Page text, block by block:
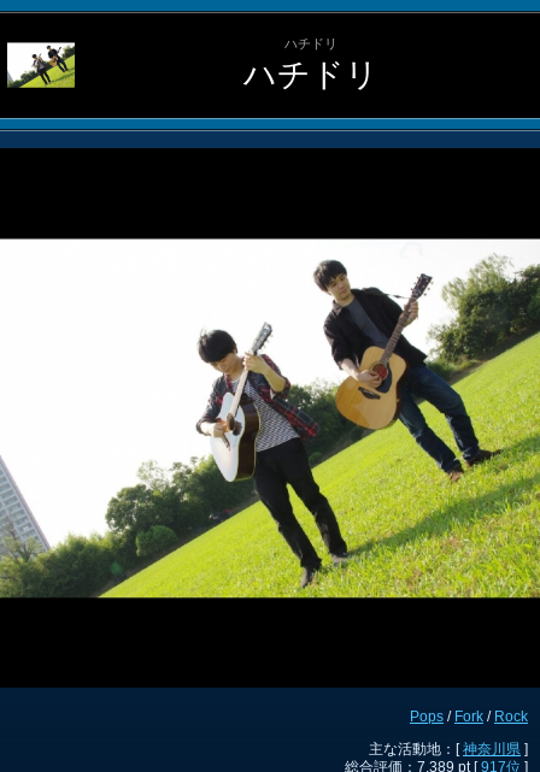
ハチドリ
ハチドリ
Pops / Fork / Rock
主な活動地：[神奈川県 ]
総合評価：7,389 pt [917位 ]